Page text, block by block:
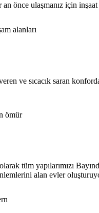
önce ulaşmanız için
ve sıcacık saran
tüm yapılarımızı
alan evler